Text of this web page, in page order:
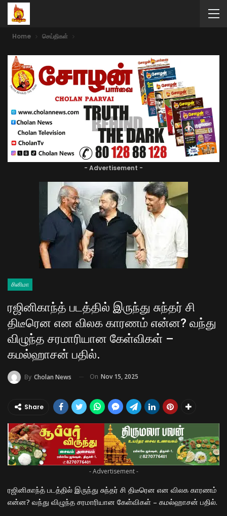
Home செய்திகள்
- Advertisement -
சினிமா
ரஜினிகாந்த் படத்தில் இருந்து சுந்தர் சி
திடீரென என விலக காரணம் என்ன? வந்து
விழுந்த சரமாரியான கேள்விகள் –
கமல்ஹாசன் பதில்.
By Cholan News On Nov 15, 2025
Share
- Advertisement -
ரஜினிகாந்த் படத்தில் இருந்து சுந்தர் சி திடீரென என விலக காரணம்
என்ன? வந்து விழுந்த சரமாரியான கேள்விகள் – கமல்ஹாசன் பதில்.